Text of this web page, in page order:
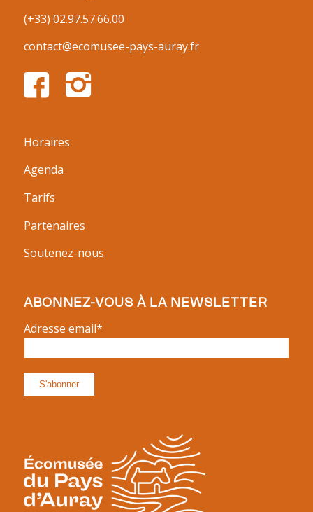
(+33) 02.97.57.66.00
contact@ecomusee-pays-auray.fr
Horaires
Agenda
Tarifs
Partenaires
Soutenez-nous
ABONNEZ-VOUS À LA NEWSLETTER
Adresse email*